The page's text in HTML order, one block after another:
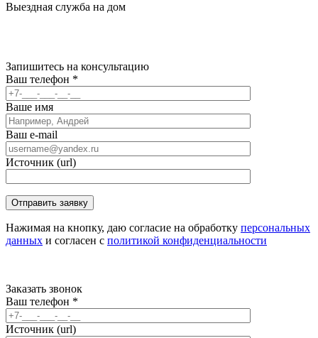
Выездная служба на дом
Запишитесь на консультацию
Ваш телефон *
Ваше имя
Ваш e-mail
Источник (url)
Нажимая на кнопку, даю согласие на обработку персональных
данных и согласен с политикой конфиденциальности
Заказать звонок
Ваш телефон *
Источник (url)